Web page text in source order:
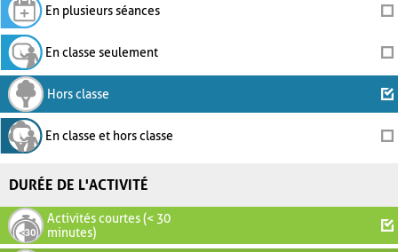
En plusieurs séances
En classe seulement
Hors classe
En classe et hors classe
DURÉE DE L'ACTIVITÉ
Activités courtes (< 30
minutes)